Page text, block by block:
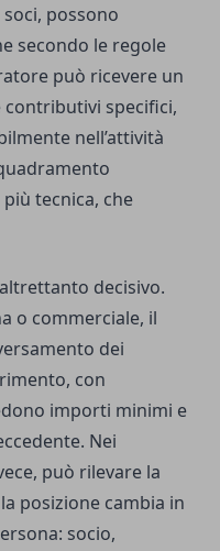
possono
secondo le regole
può ricevere un
specifici,
nell’attività
tecnica, che
decisivo.
o commerciale, il
dei
con
importi minimi e
Nei
può rilevare la
posizione cambia in
socio,